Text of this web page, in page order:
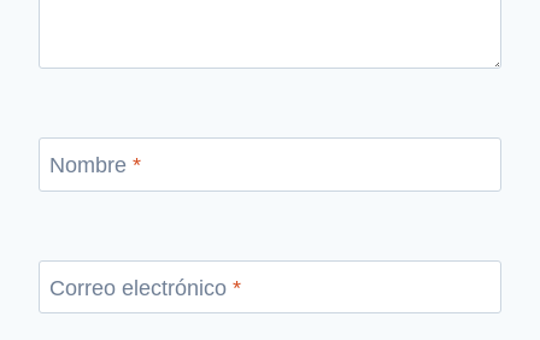
Nombre *
Correo electrónico *